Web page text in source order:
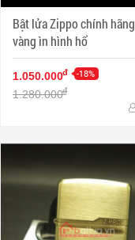
Bật lửa Zippo chính hãng
vàng ìn hình hổ
1.050.000đ -18%
1.280.000đ